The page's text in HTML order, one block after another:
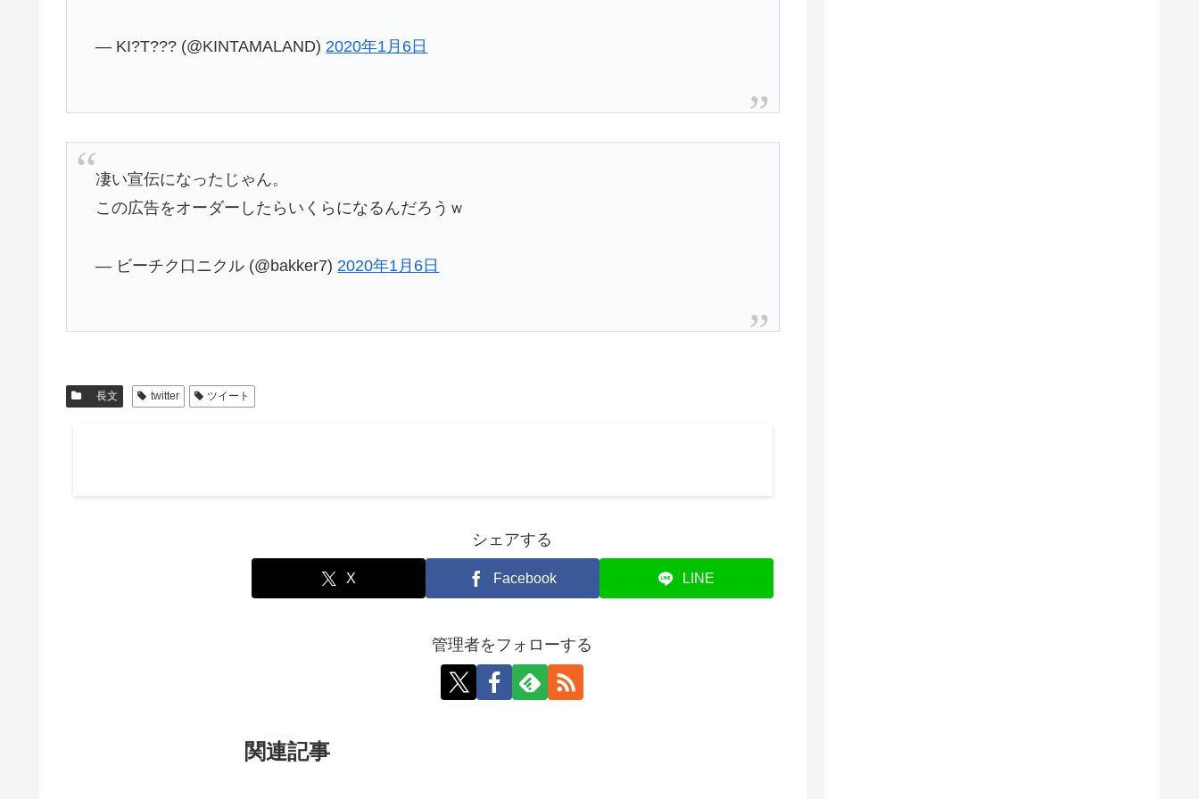
— KI?T??? (@KINTAMALAND) 2020年1月6日
凄い宣伝になったじゃん。
この広告をオーダーしたらいくらになるんだろうｗ
— ビーチク口ニクル (@bakker7) 2020年1月6日
長文 twitter ツイート
シェアする
X Facebook LINE
管理者をフォローする
関連記事